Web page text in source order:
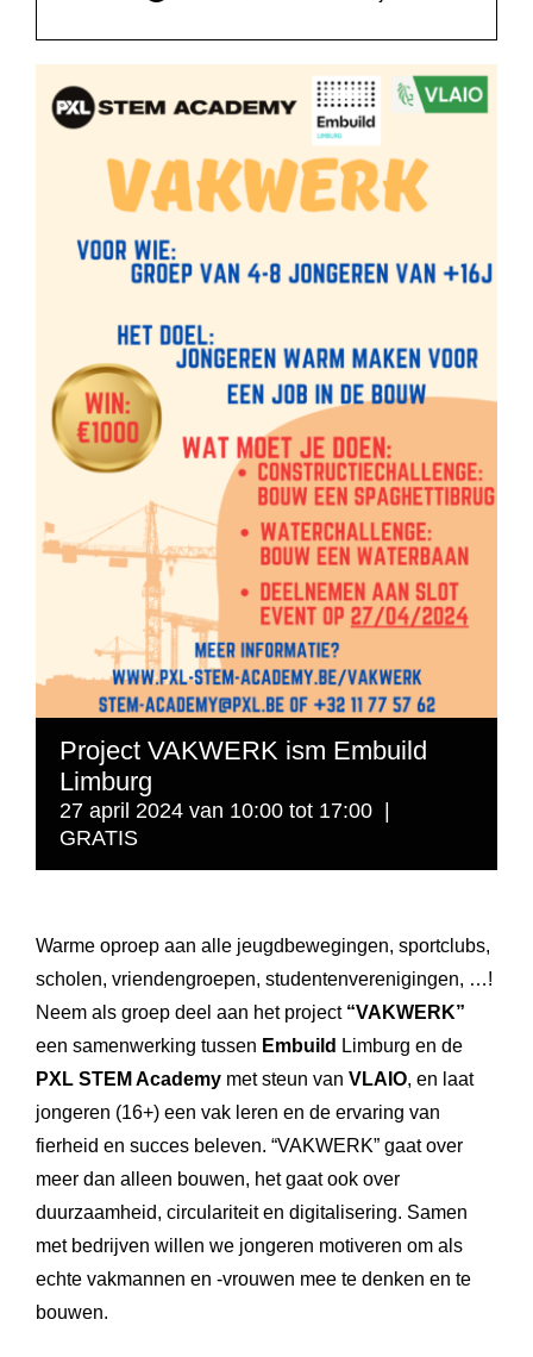
Project VAKWERK ism Embuild
Limburg
27 april 2024 van 10:00 tot 17:00 |
GRATIS
Warme oproep aan alle jeugdbewegingen, sportclubs,
scholen, vriendengroepen, studentenverenigingen, …!
Neem als groep deel aan het project “VAKWERK”
een samenwerking tussen Embuild Limburg en de
PXL STEM Academy met steun van VLAIO, en laat
jongeren (16+) een vak leren en de ervaring van
fierheid en succes beleven. “VAKWERK” gaat over
meer dan alleen bouwen, het gaat ook over
duurzaamheid, circulariteit en digitalisering. Samen
met bedrijven willen we jongeren motiveren om als
echte vakmannen en -vrouwen mee te denken en te
bouwen.